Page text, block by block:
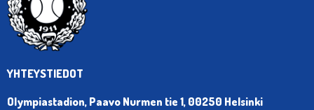
YHTEYSTIEDOT
Olympiastadion, Paavo Nurmen tie 1, 00250 Helsinki